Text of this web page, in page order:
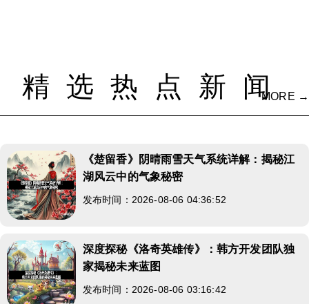
精选热点新闻
MORE →
《楚留香》阴晴雨雪天气系统详解：揭秘江
湖风云中的气象秘密
发布时间：2026-08-06 04:36:52
深度探秘《洛奇英雄传》：韩方开发团队独
家揭秘未来蓝图
发布时间：2026-08-06 03:16:42